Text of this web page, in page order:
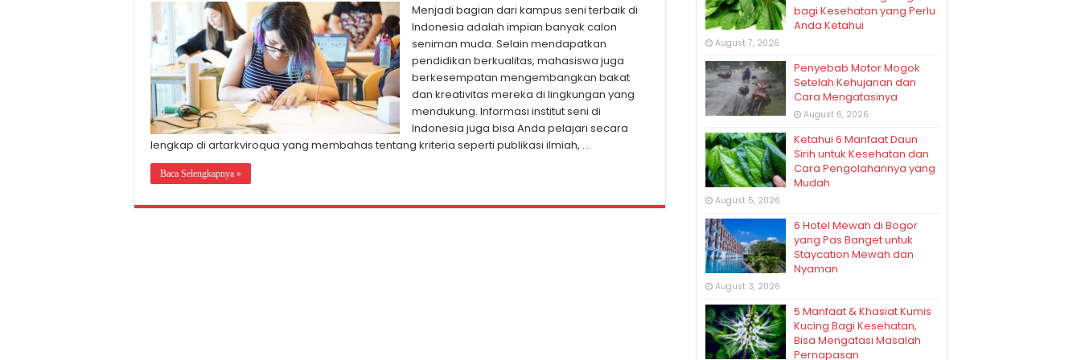
Menjadi bagian dari kampus seni terbaik di
Indonesia adalah impian banyak calon
seniman muda. Selain mendapatkan
pendidikan berkualitas, mahasiswa juga
berkesempatan mengembangkan bakat
dan kreativitas mereka di lingkungan yang
mendukung. Informasi institut seni di
Indonesia juga bisa Anda pelajari secara
lengkap di artarkviroqua yang membahas tentang kriteria seperti publikasi ilmiah, …
Baca Selengkapnya »
bagi Kesehatan yang Perlu
Anda Ketahui
August 7, 2026
Penyebab Motor Mogok
Setelah Kehujanan dan
Cara Mengatasinya
August 6, 2026
Ketahui 6 Manfaat Daun
Sirih untuk Kesehatan dan
Cara Pengolahannya yang
Mudah
August 5, 2026
6 Hotel Mewah di Bogor
yang Pas Banget untuk
Staycation Mewah dan
Nyaman
August 3, 2026
5 Manfaat & Khasiat Kumis
Kucing Bagi Kesehatan,
Bisa Mengatasi Masalah
Pernapasan